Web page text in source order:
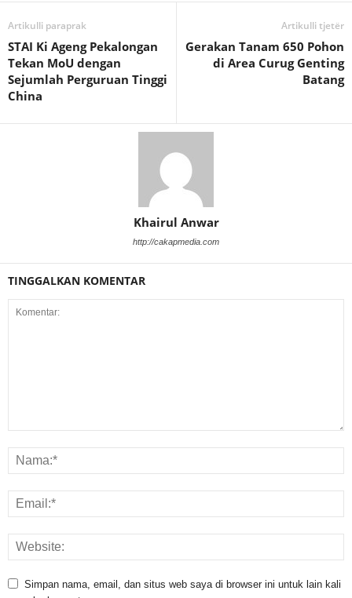
Artikulli paraprak
STAI Ki Ageng Pekalongan
Tekan MoU dengan
Sejumlah Perguruan Tinggi
China
Artikulli tjetër
Gerakan Tanam 650 Pohon
di Area Curug Genting
Batang
Khairul Anwar
http://cakapmedia.com
TINGGALKAN KOMENTAR
Simpan nama, email, dan situs web saya di browser ini untuk lain kali